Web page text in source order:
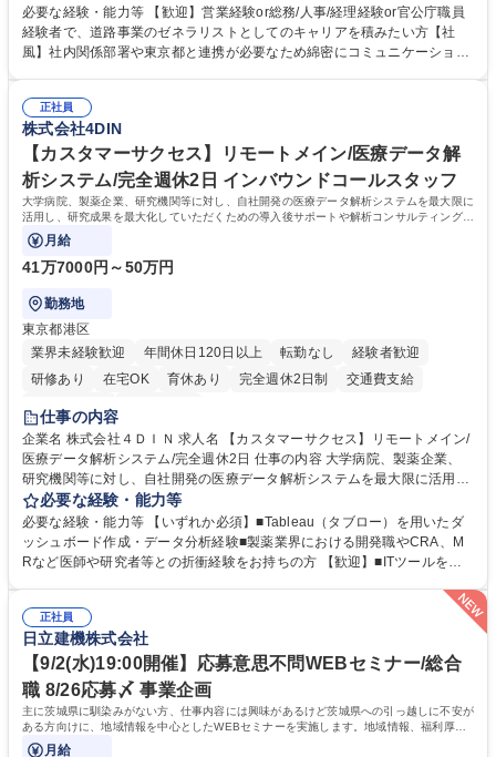
制度やキャリア支援が充実しております！ ※下記業務詳細 【業務詳細】■
管理部門：広報、人事、経理など当公社の運営に係る管理業務 ■収益部
門：駐車場の新規開拓、管理運営、新宿駅西口広場の「イベントコーナ
道路施設や道路工事現場の見学ツアー事業 ※入社後は上記いずれかの部門
へ配属。※業務内容変更の範囲：会社の定める業務 募集職種 【都庁グル
ープ】総合職（事務）◇残業月平均9時間未満／有給年平均16日取得
必要な経験・能力等 【歓迎】営業経験or総務/人事/経理経験or官公庁職員
経験者で、道路事業のゼネラリストとしてのキャリアを積みたい方【社
風】社内関係部署や東京都と連携が必要なため綿密にコミュニケーション
部門など多岐に渡る業務を経験できます。 ■様々なプロジェクト：駐車場
事業の他、新宿駅西口広場内に設置された照明を兼ねた広告「ブライトサ
イン」の管理運営を行うなど、事業収益を生み出す活動を積極的に行って
います。 学歴・資格 学歴：大学院 大学 高専 短大 専修学校 高校 語学力：
資格：
正社員
株式会社4DIN
【カスタマーサクセス】リモートメイン/医療データ解
析システム/完全週休2日 インバウンドコールスタッフ
大学病院、製薬企業、研究機関等に対し、自社開発の医療データ解析システムを最大限に
活用し、研究成果を最大化していただくための導入後サポートや解析コンサルティング、
活用アドバイス業務等をお任せします。
月給
41万7000円～50万円
勤務地
東京都港区
業界未経験歓迎
年間休日120日以上 転勤なし
経験者歓迎
研修あり
在宅OK 育休あり 完全週休2日制
交通費支給
駅近5分以内
仕事の内容
企業名 株式会社４ＤＩＮ 求人名 【カスタマーサクセス】リモートメイン/
医療データ解析システム/完全週休2日 仕事の内容 大学病院、製薬企業、
研究機関等に対し、自社開発の医療データ解析システムを最大限に活用
し、研究成果を最大化していただくための導入後サポートや解析コンサル
ティング、活用アドバイス業務等をお任せします。 ■活用コンサルティン
グ：疾患再発率の調査や薬剤効果の可視化等の目的に合わせ、プラットフ
ォーム上で可能な解析手法を提案 ■オンボーディング：ツールの操作説明
ク：ユーザー要望を開発部門へ繋ぎ、プロダクトの利便性向上へ貢献。医
療現場のDX化を推進するやりがいがあります。【業務内容の変更範囲】
当社の指定する業務 募集職種 【カスタマーサクセス】リモートメイン/医
療データ解析システム/完全週休2日
必要な経験・能力等
必要な経験・能力等 【いずれか必須】■Tableau（タブロー）を用いたダ
ッシュボード作成・データ分析経験■製薬業界における開発職やCRA、M
Rなど医師や研究者等との折衝経験をお持ちの方 【歓迎】■ITツールを用
画可能です。オンラインツール（ZoomやTeams等）を用いた柔軟なサポ
ート体制を構築しています。 【採用背景】導入先が急増しており、専任の
カスタマーサクセス組織を強化するための増員採用です。営業担当からの
丁寧なOJTがあり、医療データ解析の専門知識をキャッチアップできる環
境です。社会貢献性の高い分野で専門性を磨きたい方を歓迎します。 学
歴・資格 学歴：大学院 大学 高専 短大 専修学校 高校 語学力： 資格：
正社員
日立建機株式会社
【9/2(水)19:00開催】応募意思不問WEBセミナー/総合
職 8/26応募〆 事業企画
主に茨城県に馴染みがない方、仕事内容には興味があるけど茨城県への引っ越しに不安が
ある方向けに、地域情報を中心としたWEBセミナーを実施します。地域情報、福利厚生
情報等をお伝えします。
月給